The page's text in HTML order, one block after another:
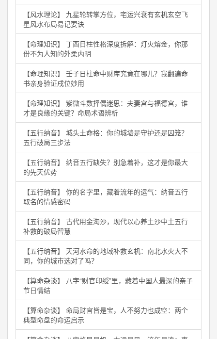
【风水理论】 九星轮转掌方位，宅运兴衰有玄机玄空飞
星风水布局易记要诀
【命理知识】 丁酉日柱性格深度拆解：灯火熔金，你那
份不为人知的外柔内明
【命理知识】 壬子日柱命中财库究竟在哪儿？我翻遍命
书亲身验证戌位妙用
【命理知识】 紫微斗数择偶迷思：夫妻宫与福德宫，谁
才是良缘的关键？命局术语辨析
【五行纳音】 城头土命格：你的城墙是守护还是囚笼？
五行破局三步法
【五行纳音】 纳音五行缺失？别急着补，这才是你最大
的先天优势
【五行纳音】 你的名字里，藏着流年的运气：纳音五行
取名的情感密码
【五行纳音】 古代用金淘沙，现代以心养土沙中土五行
补救的破局智慧
【五行纳音】 天河水命的地域补救玄机：南北水火大不
同，你的城市选对了吗？
【算命杂谈】 八字“财官印绶”里，藏着中国人最深的亲子
节日情结
【算命杂谈】 命局财官皆是宝，人不努力也成空：两个
典型命盘的命运启示